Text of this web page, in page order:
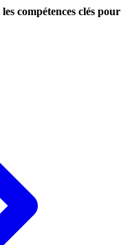
compétences clés pour